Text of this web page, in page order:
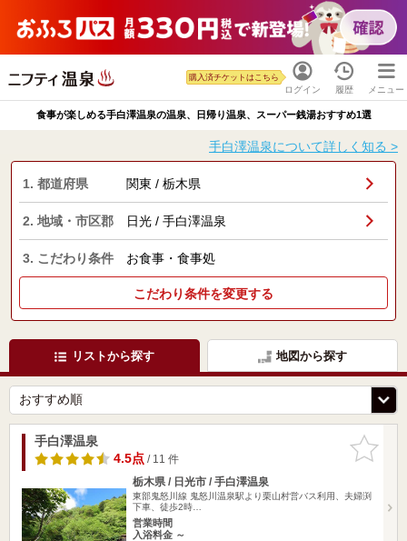
ログイン
購入済チケットはこちら
履歴 メニュー
食事が楽しめる手白澤温泉の温泉、日帰り温泉、スーパー銭湯おすすめ1選
手白澤温泉について詳しく知る >
1. 都道府県 関東 / 栃木県
2. 地域・市区郡 日光 / 手白澤温泉
3. こだわり条件 お食事・食事処
こだわり条件を変更する
リストから探す 地図から探す
お気に入
りに追加
手白澤温泉
4.5点/ 11 件
栃木県 / 日光市 / 手白澤温泉
東部鬼怒川線 鬼怒川温泉駅より栗山村営バス利用、夫婦渕
下車、徒歩2時…
営業時間
入浴料金 ～